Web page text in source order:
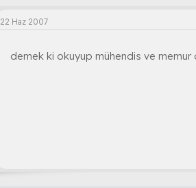
22 Haz 2007
demek ki okuyup mühendis ve memur